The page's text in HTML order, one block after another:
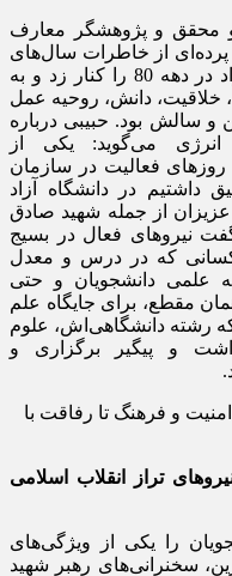
محقق و پژوهشگر معارف
از خاطرات سال‌های
حضور در بسیج دانشجویی دانشگاه آزاد در دهه 80 را کنار زد و به
خلاقیت، دانش، روحیه عمل
و سالش بود. حبیبی درباره
می‌گوید: یکی از
روزهای فعالیت در سازمان
داشتیم در دانشگاه آزاد
از جمله شهید صادق
نیروهای فعال در بسیج
کسانی که در درس و معدل
علمی دانشجویان و حتی
مقطع، برای جایگاه علم
رشته دانشگاهی‌اش، علوم
و پیگیر برگزاری و
تراز انقلاب اسلامی
را یکی از ویژگی‌های
سخنرانی‌های رهبر شهید